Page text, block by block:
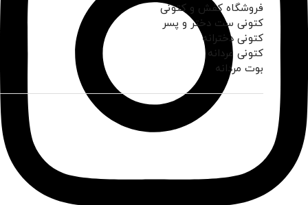
فروشگاه کفش و کتونی
کتونی ست دختر و پسر
کتونی دخترانه
کتونی مردانه
بوت مردانه